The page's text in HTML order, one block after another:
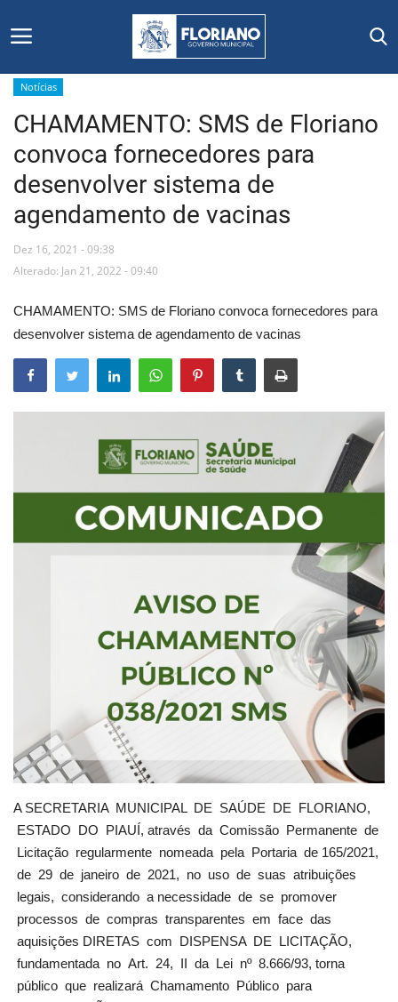
Início
Editais
Floriano
Secretarias e Órgãos
Mural de Licitações
Vídeos
Notícias
CHAMAMENTO: SMS de Floriano
convoca fornecedores para
desenvolver sistema de
agendamento de vacinas
Dez 16, 2021 - 09:38
Alterado: Jan 21, 2022 - 09:40
CHAMAMENTO: SMS de Floriano convoca fornecedores para
desenvolver sistema de agendamento de vacinas
A SECRETARIA MUNICIPAL DE SAÚDE DE FLORIANO,
ESTADO DO PIAUÍ, através da Comissão Permanente de
Licitação regularmente nomeada pela Portaria de 165/2021,
de 29 de janeiro de 2021, no uso de suas atribuições
legais, considerando a necessidade de se promover
processos de compras transparentes em face das
aquisições DIRETAS com DISPENSA DE LICITAÇÃO,
fundamentada no Art. 24, II da Lei nº 8.666/93, torna
público que realizará Chamamento Público para